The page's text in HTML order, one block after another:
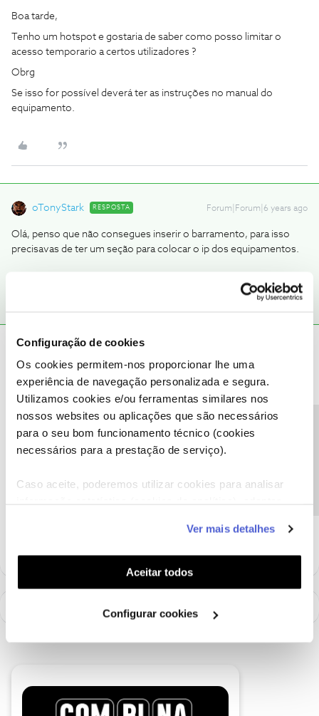
Configuração de cookies
Os cookies permitem-nos proporcionar lhe uma
experiência de navegação personalizada e segura.
Utilizamos cookies e/ou ferramentas similares nos
nossos websites ou aplicações que são necessários
para o seu bom funcionamento técnico (cookies
necessários para a prestação de serviço).
Caso aceite, poderemos utilizar cookies para analisar
funcionalidades (cookies de personalização e
funcionalidade) e adaptar anúncios aos seus interesses
(cookies de publicidade personalizada). Pode gerir a
utilização dos cookies clicando em "Configurar
Ver mais detalhes
Aceitar todos
Configurar cookies
Boa tarde,
Tenho um hotspot e gostaria de saber como posso limitar o
acesso temporario a certos utilizadores ?
Obrg
Se isso for possível deverá ter as instruções no manual do
equipamento.
oTonyStark RESPOSTA Forum|Forum|6 years ago
Olá, penso que não consegues inserir o barramento, para isso
precisavas de ter um seção para colocar o ip dos equipamentos.
Hugo Miguel da Mota Fernandes
Forum|Forum|6 years ago
Consegue-se saber quem está a utilizar a internet?
oTonyStark Forum|Forum|6 years ago